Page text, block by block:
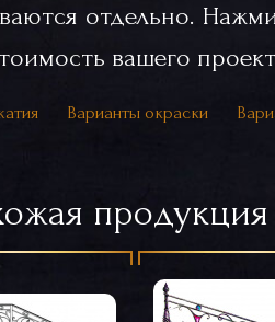
отдельно.
вашего
Варианты окраски
продукция